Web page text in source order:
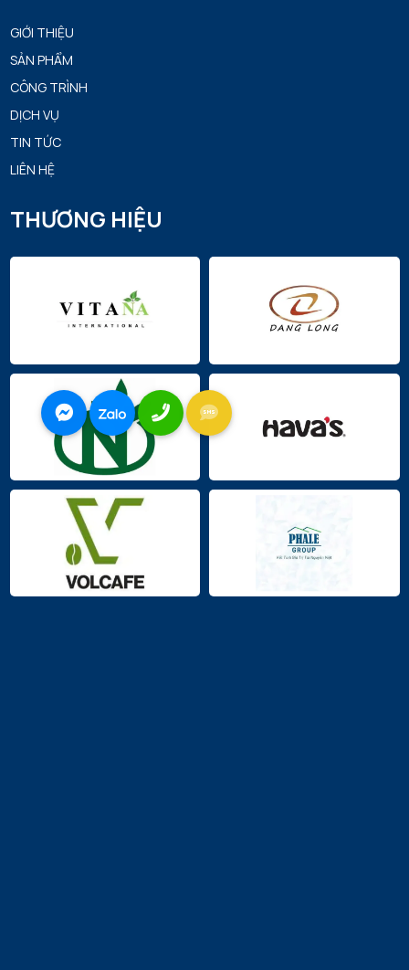
tai vàng trắng 14K
Trần Thị Thu Huyền đã mua sản phẩm Hoa tai
vàng trắng 14K
Trần Viết Đức đã mua sản phẩm Hoa tai vàng
GIỚI THIỆU
SẢN PHẨM
CÔNG TRÌNH
DỊCH VỤ
TIN TỨC
LIÊN HỆ
THƯƠNG HIỆU